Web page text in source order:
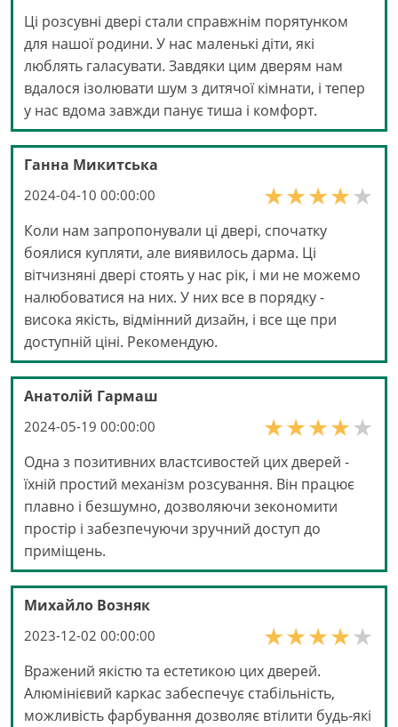
Ці розсувні двері стали справжнім порятунком
для нашої родини. У нас маленькі діти, які
люблять галасувати. Завдяки цим дверям нам
вдалося ізолювати шум з дитячої кімнати, і тепер
у нас вдома завжди панує тиша і комфорт.
Ганна Микитська
2024-04-10 00:00:00
Коли нам запропонували ці двері, спочатку
боялися купляти, але виявилось дарма. Ці
вітчизняні двері стоять у нас рік, і ми не можемо
налюбоватися на них. У них все в порядку -
висока якість, відмінний дизайн, і все ще при
доступній ціні. Рекомендую.
Анатолій Гармаш
2024-05-19 00:00:00
Одна з позитивних властсивостей цих дверей -
їхній простий механізм розсування. Він працює
плавно і безшумно, дозволяючи зекономити
простір і забезпечуючи зручний доступ до
приміщень.
Михайло Возняк
2023-12-02 00:00:00
Вражений якістю та естетикою цих дверей.
Алюмінієвий каркас забеспечує стабільність,
можливість фарбування дозволяє втілити будь-які